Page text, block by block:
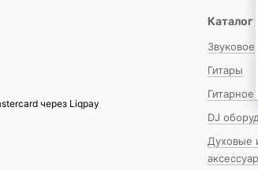
🔊 Зачем 15\"
Каталог
Звуковое
Гитары
Гитарное
DJ
Духовые